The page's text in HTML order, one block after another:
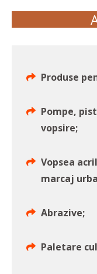
Produse
Pompe,
vopsire;
Vopsea
marcaj
Abrazive;
Paletare